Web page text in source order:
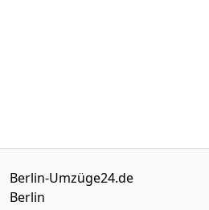
Berlin-Umzüge24.de
Berlin